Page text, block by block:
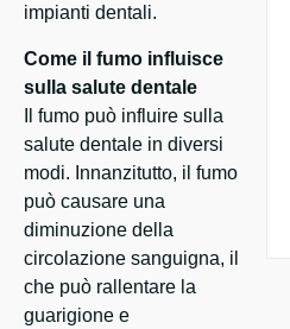
impianti dentali.
Come il fumo influisce
sulla salute dentale
Il fumo può influire sulla
salute dentale in diversi
modi. Innanzitutto, il fumo
può causare una
diminuzione della
circolazione sanguigna, il
che può rallentare la
guarigione e